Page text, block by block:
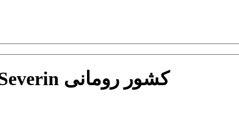
شماره تلفن Drobeta-Turnu Severin کشور رومانی